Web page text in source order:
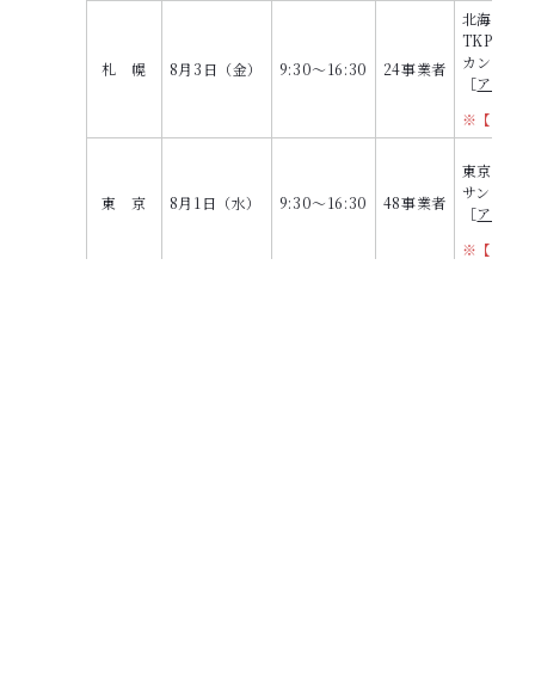
札 幌 8月3日（金） 9:30～16:30 24事業者
北海道札
TKP札幌
カンファ
［アクセ
※【TKP
東 京 8月1日（水） 9:30～16:30 48事業者
東京都中
サンライ
［アクセ
※【日本